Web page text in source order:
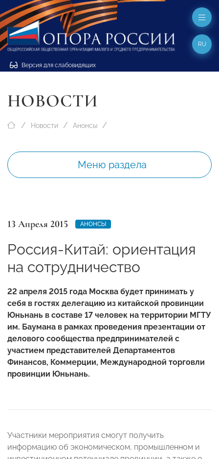
Версия для слабовидящих
RU
НОВОСТИ
Новости Анонсы
Меню раздела
13 Апреля 2015 АНОНСЫ
Россия-Китай: ориентация
на сотрудничество
22 апреля 2015 года Москва будет принимать у
себя в гостях делегацию из китайской провинции
Юньнань в составе 17 человек на территории МГТУ
им. Баумана в рамках проведения презентации от
делового сообщества предпринимателей с
участием представителей Департаментов
Финансов, Коммерции, Международной торговли
провинции Юньнань.
Участники мероприятия смогут получить
информацию об экономическом, промышленном и